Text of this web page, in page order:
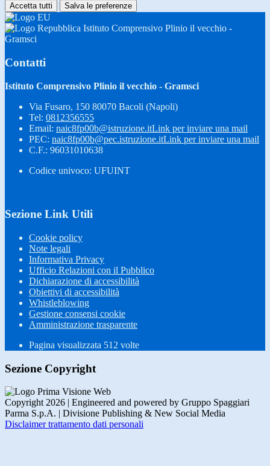
Accetta tutti Salva le preferenze
Istituto Comprensivo Plinio il vecchio -
Gramsci
Contatti
Istituto Comprensivo Plinio il vecchio - Gramsci
Via Fusaro, 150 80070 Bacoli (Napoli)
Tel: 0812356555
Email: naic8fp00b@istruzione.itLink per inviare una mail
PEC: naic8fp00b@pec.istruzione.itLink per inviare una mail
C.F.: 96031010638
Codice univoco: UFUINT
Sezione Link Utili
Cookie policy
Note legali
Informativa Privacy
Ufficio Relazioni con il Pubblico
Dichiarazione di accessibilità
Obiettivi di accessibilità
Whistleblowing
Gestione consensi cookie
Amministrazione trasparente
Pagina visualizzata 512 volte
Sezione Copyright
Copyright 2026 | Engineered and powered by Gruppo Spaggiari
Parma S.p.A. | Divisione Publishing & New Social Media
Disclaimer trattamento dati personali